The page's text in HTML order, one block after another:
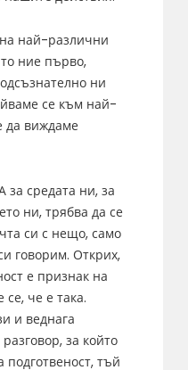
най-различни
ние първо,
ни
се към най-
да виждаме
средата ни, за
ни, трябва да се
си с нещо, само
говорим. Открих,
е признак на
се, че е така.
и веднага
за който
подготвеност, тъй